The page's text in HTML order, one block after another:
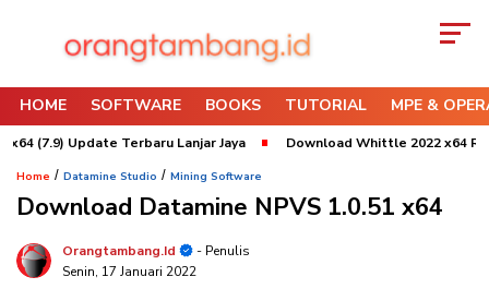
HOME SOFTWARE BOOKS TUTORIAL MPE &
Update Terbaru Lanjar Jaya Download Whittle 2022 x64 Refresh 3
Home / Datamine Studio / Mining Software
Download Datamine NPVS 1.0.51 x64
Orangtambang.id
- Penulis
Senin, 17 Januari 2022